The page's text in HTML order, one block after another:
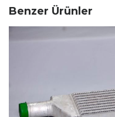
Benzer Ürünler